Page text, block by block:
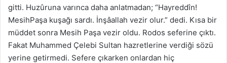
gitti. Huzûruna varınca daha anlatmadan; “Hayreddîn!
MesihPaşa kuşağı sardı. İnşâallah vezir olur.” dedi. Kısa bir
müddet sonra Mesih Paşa vezir oldu. Rodos seferine çıktı.
Fakat Muhammed Çelebi Sultan hazretlerine verdiği sözü
yerine getirmedi. Sefere çıkarken onlardan hiç